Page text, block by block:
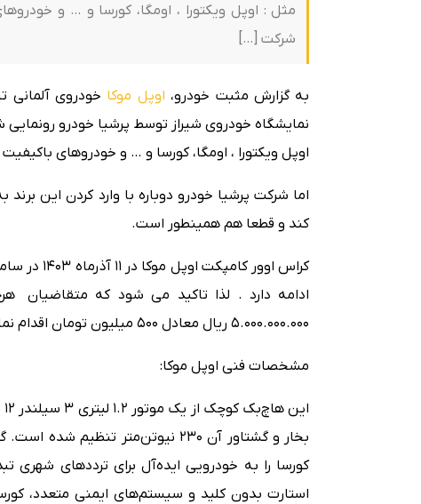
مثل : اوپل ویکتورا ، اومگا، کورسا و … و
شرکت […]
به گزارش مثبت خودرو، اوپل موکا خودروی آلمانی
نمایشگاه خودروی شیراز توسط پرشیا خودرو
اوپل ویکتورا ، اومگا، کورسا و … و خودروهای
اما شرکت پرشیا خودرو دوباره با وارد کردن این
کند و قطعا هم همینطور است.
ادامه دارد . لذا تاکید می شود که متقاضیان
5.000.000.000 ریال معادل 500 میلیون تومان اقدام نمایند.
مشخصات فنی اوپل موکا:
کورسا را به خودرویی ایده‌آل برای ترددهای شهری
استارت بدون کلید و سیستم‌های ایمنی متعدد،